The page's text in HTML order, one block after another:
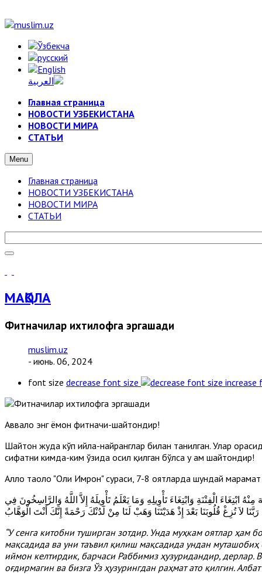
Главная страница
НОВОСТИ УЗБЕКИСТАНА
НОВОСТИ МИРА
СТАТЬИ
Menu
Главная страница
НОВОСТИ УЗБЕКИСТАНА
НОВОСТИ МИРА
СТАТЬИ
МАҚОЛА
Фитначилар ихтилофга эргашади
muslim.uz
- июнь. 06, 2024
font size decrease font size increase
Аввало энг ёмон фитначи-шайтондир!
Шайтон жуда кўп ҳийла-найранглар билан танилган. Улар
сифатни кимда-ким ўзида ҳосил қилган бўлса у ҳам шайтондир!
Аллоҳ таоло "Оли Имрон" сураси, 7-8 оятларда шундай марҳамат
الْفِتْنَةِ وَابْتِغَاءَ تَأْوِيلِهِ وَمَا يَعْلَمُ تَأْوِيلَهُ إِلاَّ اللَّهُ وَالرَّاسِخُونَ فِي
لاَ تُزِغْ قُلُوبَنَا بَعْدَ إِذْ هَدَيْتَنَا وَهَبْ لَنَا مِنْ لَدُنْكَ رَحْمَةً إِنَّكَ أَنْتَ الْوَهَّابُ
“У сенга китобни туширган зотдир. Унда муҳкам оятлар
мақсадида ва уни таъвил қилиш мақсадида ундан
иймон келтирдик, барчаси Раббимиз ҳузуридандир, дерлар.
оғдирмагин ва бизга Ўз ҳузурингдан раҳмат ато қилгин.